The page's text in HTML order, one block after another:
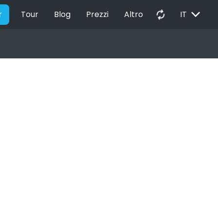
Tour Blog Prezzi Altro autorenew IT EXPAND_MORE